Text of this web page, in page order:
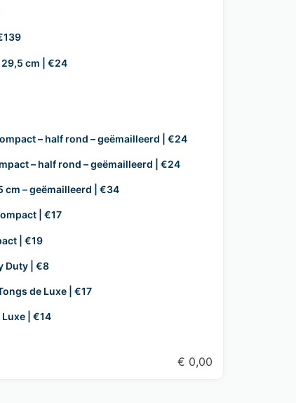
cm | €24
– half rond – geëmailleerd | €24
– half rond – geëmailleerd | €24
cm – geëmailleerd | €34
| €17
| €19
Duty | €8
de Luxe | €17
Luxe | €14
€ 0,00